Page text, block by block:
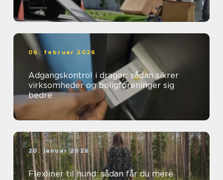
06. februar 2026
Adgangskontrol i dragør: sådan sikrer
virksomheder og boligforeninger sig
bedre
20. januar 2026
Flexliner til hund: sådan får du mere